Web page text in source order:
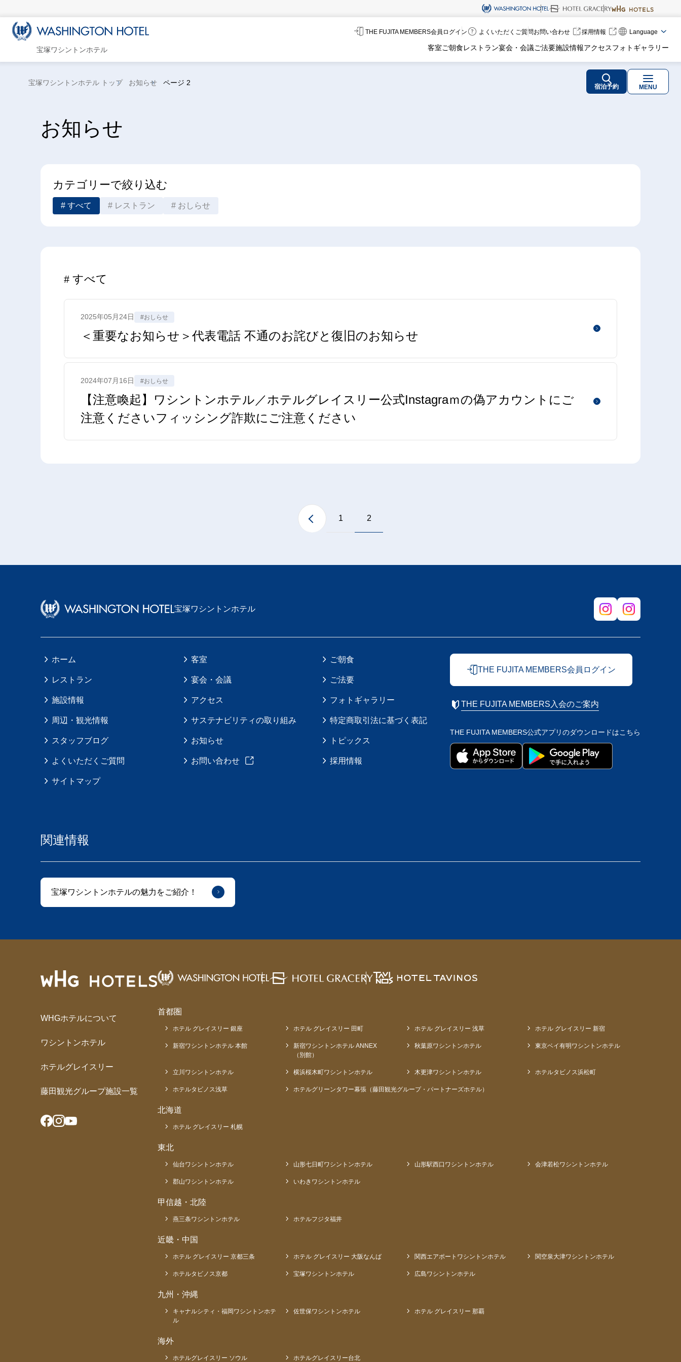
THE FUJITA MEMBERS会員ログイン よくいただくご質問お問い合わせ 採用情報 Language
宝塚ワシントンホテル 客室ご朝食レストラン宴会・会議ご法要施設情報アクセスフォトギャラリー
宿泊予約 MENU
宝塚ワシントンホテル トップ お知らせ ページ 2
お知らせ
カテゴリーで絞り込む
すべて レストラン おしらせ
すべて
2025年05月24日 #おしらせ
＜重要なお知らせ＞代表電話 不通のお詫びと復旧のお知らせ
2024年07月16日 #おしらせ
【注意喚起】ワシントンホテル／ホテルグレイスリー公式Instagraｍの偽アカウントにご
注意くださいフィッシング詐欺にご注意ください
1 2
宝塚ワシントンホテル
ホーム 客室 ご朝食
レストラン 宴会・会議 ご法要
施設情報 アクセス フォトギャラリー
周辺・観光情報 サステナビリティの取り組み 特定商取引法に基づく表記
スタッフブログ お知らせ トピックス
よくいただくご質問 お問い合わせ 採用情報
サイトマップ
THE FUJITA MEMBERS会員ログイン
THE FUJITA MEMBERS入会のご案内
THE FUJITA MEMBERS公式アプリのダウンロードはこちら
関連情報
宝塚ワシントンホテルの魅力をご紹介！
WHGホテルについて
ワシントンホテル
ホテルグレイスリー
藤田観光グループ施設一覧
首都圏
ホテル グレイスリー 銀座 ホテル グレイスリー 田町 ホテル グレイスリー 浅草 ホテル グレイスリー 新宿
新宿ワシントンホテル 本館
新宿ワシントンホテル ANNEX
（別館）
秋葉原ワシントンホテル 東京ベイ有明ワシントンホテル
立川ワシントンホテル 横浜桜木町ワシントンホテル 木更津ワシントンホテル ホテルタビノス浜松町
ホテルタビノス浅草 ホテルグリーンタワー幕張（藤田観光グループ・パートナーズホテル）
北海道
ホテル グレイスリー 札幌
東北
仙台ワシントンホテル 山形七日町ワシントンホテル 山形駅西口ワシントンホテル 会津若松ワシントンホテル
郡山ワシントンホテル いわきワシントンホテル
甲信越・北陸
燕三条ワシントンホテル ホテルフジタ福井
近畿・中国
ホテル グレイスリー 京都三条 ホテル グレイスリー 大阪なんば 関西エアポートワシントンホテル 関空泉大津ワシントンホテル
ホテルタビノス京都 宝塚ワシントンホテル 広島ワシントンホテル
九州・沖縄
キャナルシティ・福岡ワシントンホテ
ル
佐世保ワシントンホテル ホテル グレイスリー 那覇
海外
ホテルグレイスリー ソウル ホテルグレイスリー台北